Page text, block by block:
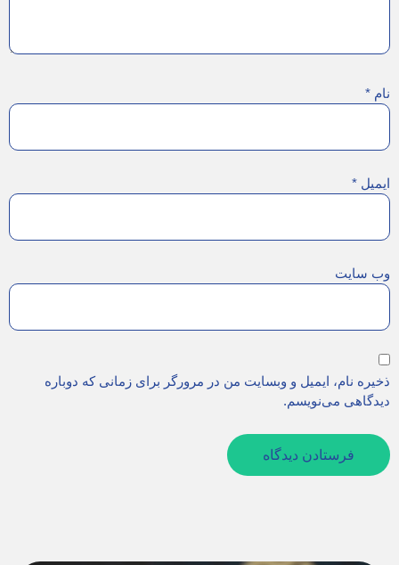
نام *
ایمیل *
وب‌ سایت
ذخیره نام، ایمیل و وبسایت من در مرورگر برای زمانی که دوباره
دیدگاهی می‌نویسم.